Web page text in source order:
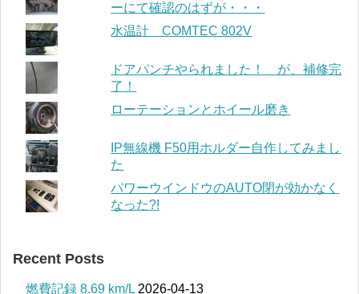
ーにて確認のはずが・・・
水温計 COMTEC 802V
ドアパンチやられました！ が、補修完
了！
ローテーションとホイール磨き
IP無線機 F50用ホルダー自作してみまし
た
パワーウインドウのAUTO閉が効かなく
なった?!
Recent Posts
燃費記録 8.69 km/L 2026-04-13